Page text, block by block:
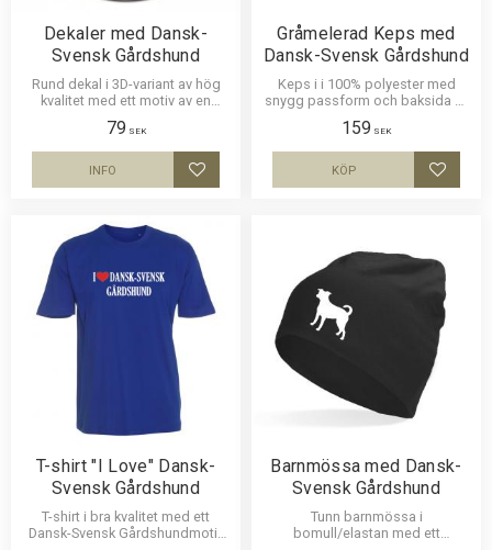
Dekaler med Dansk-
Svensk Gårdshund
Rund dekal i 3D-variant av hög
kvalitet med ett motiv av en
3 storlekar 10 cm , 15 cm och 30
cm i diameter.
79 SEK
Lägg till i favoriter
INFO
Gråmelerad Keps med
Dansk-Svensk Gårdshund
Keps i i 100% polyester med
snygg passform och baksida av
Dansk-Svensk Gårdshund. Luftig
och skön keps.
159 SEK
Lägg
KÖP
T-shirt "I Love" Dansk-
Svensk Gårdshund
T-shirt i bra kvalitet med ett
Dansk-Svensk Gårdshundmotiv
Barnmössa med Dansk-
Svensk Gårdshund
Tunn barnmössa i
bomull/elastan med ett